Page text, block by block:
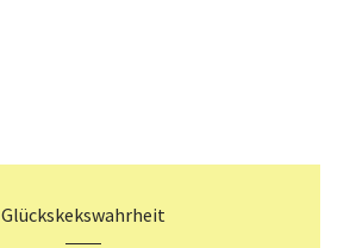
Glückskekswahrheit